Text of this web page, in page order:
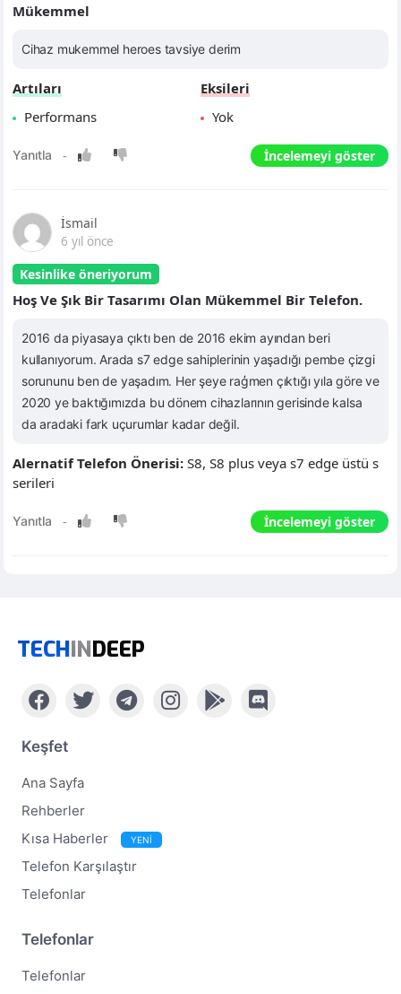
Mükemmel
Cihaz mukemmel heroes tavsiye derim
Artıları
Performans
Eksileri
Yok
İncelemeyi göster
İsmail
6 yıl önce
Kesinlike öneriyorum
Hoş Ve Şık Bir Tasarımı Olan Mükemmel Bir Telefon.
2016 da piyasaya çıktı ben de 2016 ekim ayından beri
kullanıyorum. Arada s7 edge sahiplerinin yaşadığı pembe çizgi
sorununu ben de yaşadım. Her şeye raģmen çıktığı yıla göre ve
2020 ye baktığımızda bu dönem cihazlarının gerisinde kalsa
da aradaki fark uçurumlar kadar değil.
Alernatif Telefon Önerisi: S8, S8 plus veya s7 edge üstü s
serileri
İncelemeyi göster
TECHINDEEP
Keşfet
Ana Sayfa
Rehberler
Kısa Haberler
YENİ
Telefon Karşılaştır
Telefonlar
Telefonlar
Telefonlar